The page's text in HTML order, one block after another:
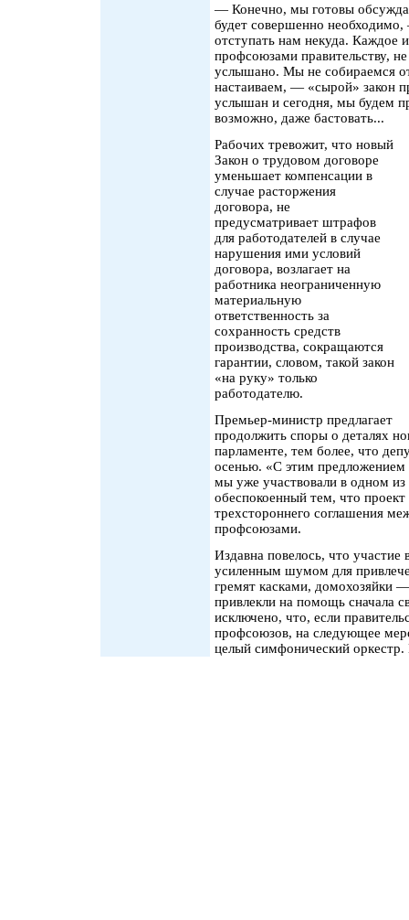
— Конечно, мы готовы
будет совершенно
отступать нам некуда. Каждое
профсоюзами правительству,
услышано. Мы не собираемся
настаиваем, — «сырой» закон
услышан и сегодня, мы будем
возможно, даже бастовать...
Рабочих тревожит, что новый
Закон о трудовом договоре
уменьшает компенсации в
случае расторжения
договора, не
предусматривает штрафов
для работодателей в случае
нарушения ими условий
договора, возлагает на
работника неограниченную
материальную
ответственность за
сохранность средств
производства, сокращаются
гарантии, словом, такой закон
«на руку» только
работодателю.
Премьер-министр предлагает
продолжить споры о деталях
парламенте, тем более, что
осенью. «С этим предложением
мы уже участвовали в одном
обеспокоенный тем, что
трехстороннего соглашения
профсоюзами.
Издавна повелось, что участие
усиленным шумом для
гремят касками,
привлекли на помощь сначала
исключено, что, если
профсоюзов, на следующее
целый симфонический оркестр.